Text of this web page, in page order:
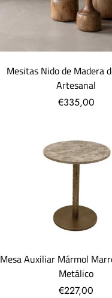
Mesitas Nido de Madera
Artesanal
€335,00
Mesa Auxiliar Mármol
Metálico
€227,00